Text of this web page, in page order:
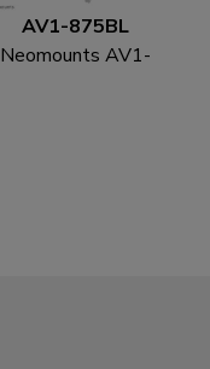
AV1-875BL
Neomounts AV1-